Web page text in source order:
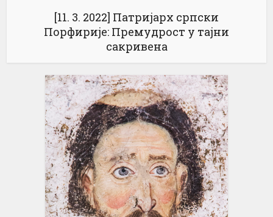
[11. 3. 2022] Патријарх српски
Порфирије: Премудрост у тајни
сакривена